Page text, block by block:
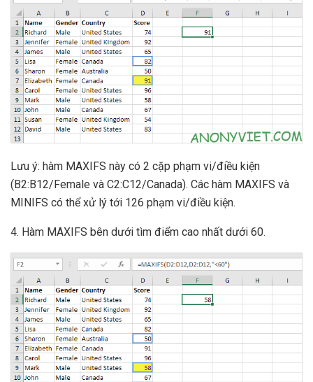
Lưu ý: hàm MAXIFS này có 2 cặp phạm vi/điều kiện
(B2:B12/Female và C2:C12/Canada). Các hàm MAXIFS và
MINIFS có thể xử lý tới 126 phạm vi/điều kiện.
4. Hàm MAXIFS bên dưới tìm điểm cao nhất dưới 60.